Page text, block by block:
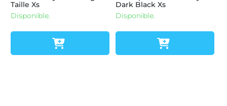
Taille Xs
Disponible.
Dark Black Xs
Disponible.